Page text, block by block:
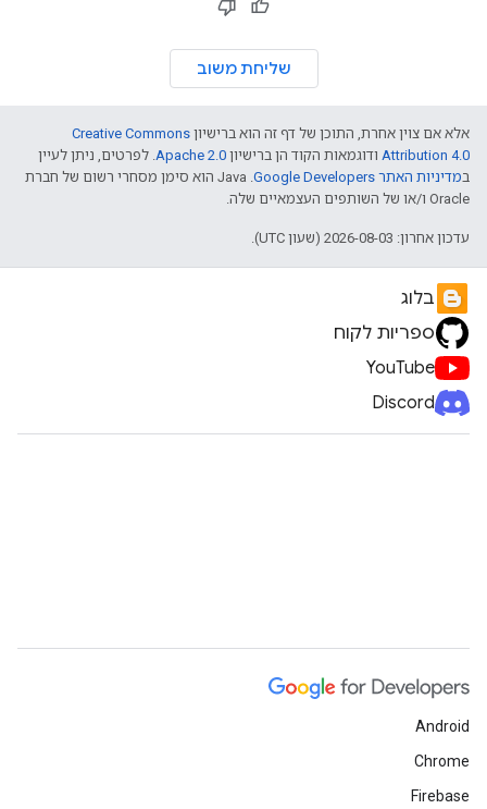
שליחת משוב
אלא אם צוין אחרת, התוכן של דף זה הוא ברישיון Creative Commons
Attribution 4.0 ודוגמאות הקוד הן ברישיון Apache 2.0. לפרטים, ניתן לעיין
במדיניות האתר Google Developers‏
.‏ Java הוא סימן מסחרי רשום של חברת
Oracle ו/או של השותפים העצמאיים שלה.
עדכון אחרון: 2026-08-03 (שעון UTC).
בלוג
ספריות לקוח
YouTube
Discord
Android
Chrome
Firebase